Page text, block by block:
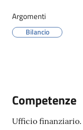
Vivere
Borgo
Tossignano
Servizi
line
Argomenti
Bilancio
Competenze
Ufficio finanziario.